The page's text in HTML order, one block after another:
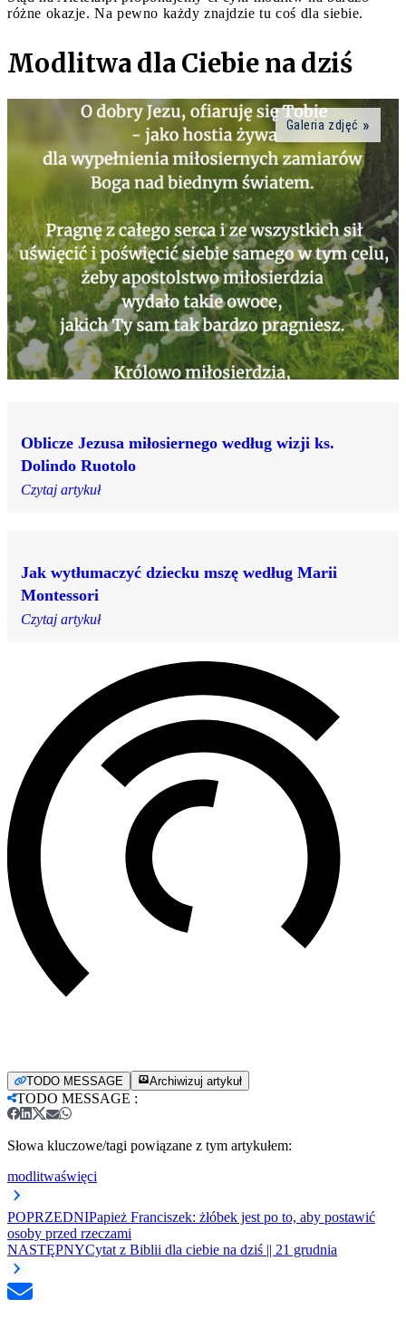
różne okazje. Na pewno każdy znajdzie tu coś dla siebie.
Modlitwa dla Ciebie na dziś
Galeria zdjęć
Oblicze Jezusa miłosiernego według wizji ks.
Dolindo Ruotolo
Czytaj artykuł
Jak wytłumaczyć dziecku mszę według Marii
Montessori
Czytaj artykuł
TODO MESSAGE Archiwizuj artykuł
TODO MESSAGE :
Słowa kluczowe/tagi powiązane z tym artykułem:
modlitwaświęci
POPRZEDNIPapież Franciszek: żłóbek jest po to, aby postawić
osoby przed rzeczami
NASTĘPNYCytat z Biblii dla ciebie na dziś || 21 grudnia